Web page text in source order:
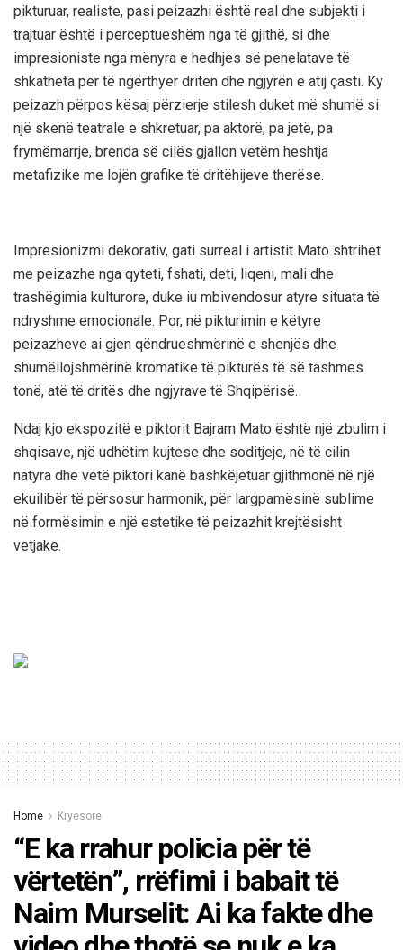
pikturuar, realiste, pasi peizazhi është real dhe subjekti i
trajtuar është i perceptueshëm nga të gjithë, si dhe
impresioniste nga mënyra e hedhjes së penelatave të
shkathëta për të ngërthyer dritën dhe ngjyrën e atij çasti. Ky
peizazh përpos kësaj përzierje stilesh duket më shumë si
një skenë teatrale e shkretuar, pa aktorë, pa jetë, pa
frymëmarrje, brenda së cilës gjallon vetëm heshtja
metafizike me lojën grafike të dritëhijeve therëse.
Impresionizmi dekorativ, gati surreal i artistit Mato shtrihet
me peizazhe nga qyteti, fshati, deti, liqeni, mali dhe
trashëgimia kulturore, duke iu mbivendosur atyre situata të
ndryshme emocionale. Por, në pikturimin e këtyre
peizazheve ai gjen qëndrueshmërinë e shenjës dhe
shumëllojshmërinë kromatike të pikturës të së tashmes
tonë, atë të dritës dhe ngjyrave të Shqipërisë.
Ndaj kjo ekspozitë e piktorit Bajram Mato është një zbulim i
shqisave, një udhëtim kujtese dhe soditjeje, në të cilin
natyra dhe vetë piktori kanë bashkëjetuar gjithmonë në një
ekuilibër të përsosur harmonik, për largpamësinë sublime
në formësimin e një estetike të peizazhit krejtësisht
vetjake.
Home Kryesore
“E ka rrahur policia për të
vërtetën”, rrëfimi i babait të
Naim Murselit: Ai ka fakte dhe